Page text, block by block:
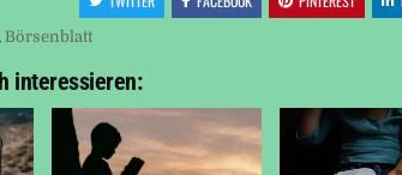
Börsenblatt
interessieren: